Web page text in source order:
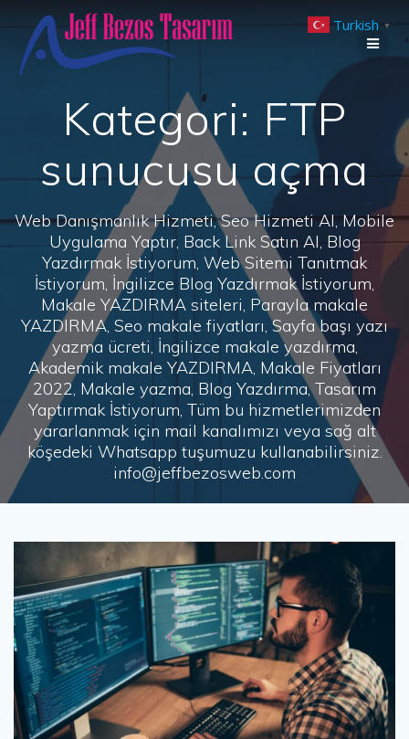
to
Kategori: FTP
sunucusu açma
Web Danışmanlık Hizmeti, Seo Hizmeti Al, Mobile
Uygulama Yaptır, Back Link Satın Al, Blog
Yazdırmak İstiyorum, Web Sitemi Tanıtmak
İstiyorum, İngilizce Blog Yazdırmak İstiyorum,
Makale YAZDIRMA siteleri, Parayla makale
YAZDIRMA, Seo makale fiyatları, Sayfa başı yazı
yazma ücreti, İngilizce makale yazdırma,
Akademik makale YAZDIRMA, Makale Fiyatları
2022, Makale yazma, Blog Yazdırma, Tasarım
Yaptırmak İstiyorum, Tüm bu hizmetlerimizden
yararlanmak için mail kanalımızı veya sağ alt
köşedeki Whatsapp tuşumuzu kullanabilirsiniz.
info@jeffbezosweb.com
Turkish ▼